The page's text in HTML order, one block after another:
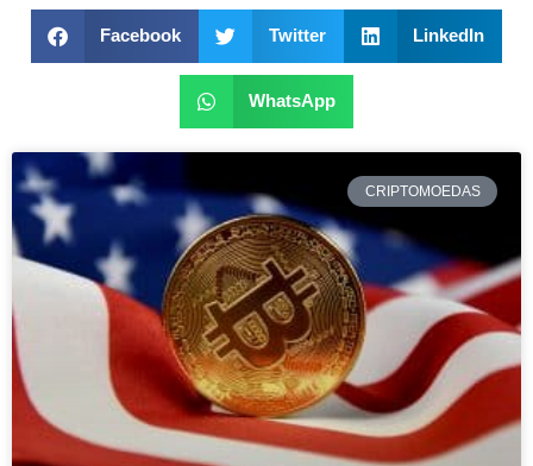
Facebook Twitter LinkedIn
WhatsApp
CRIPTOMOEDAS